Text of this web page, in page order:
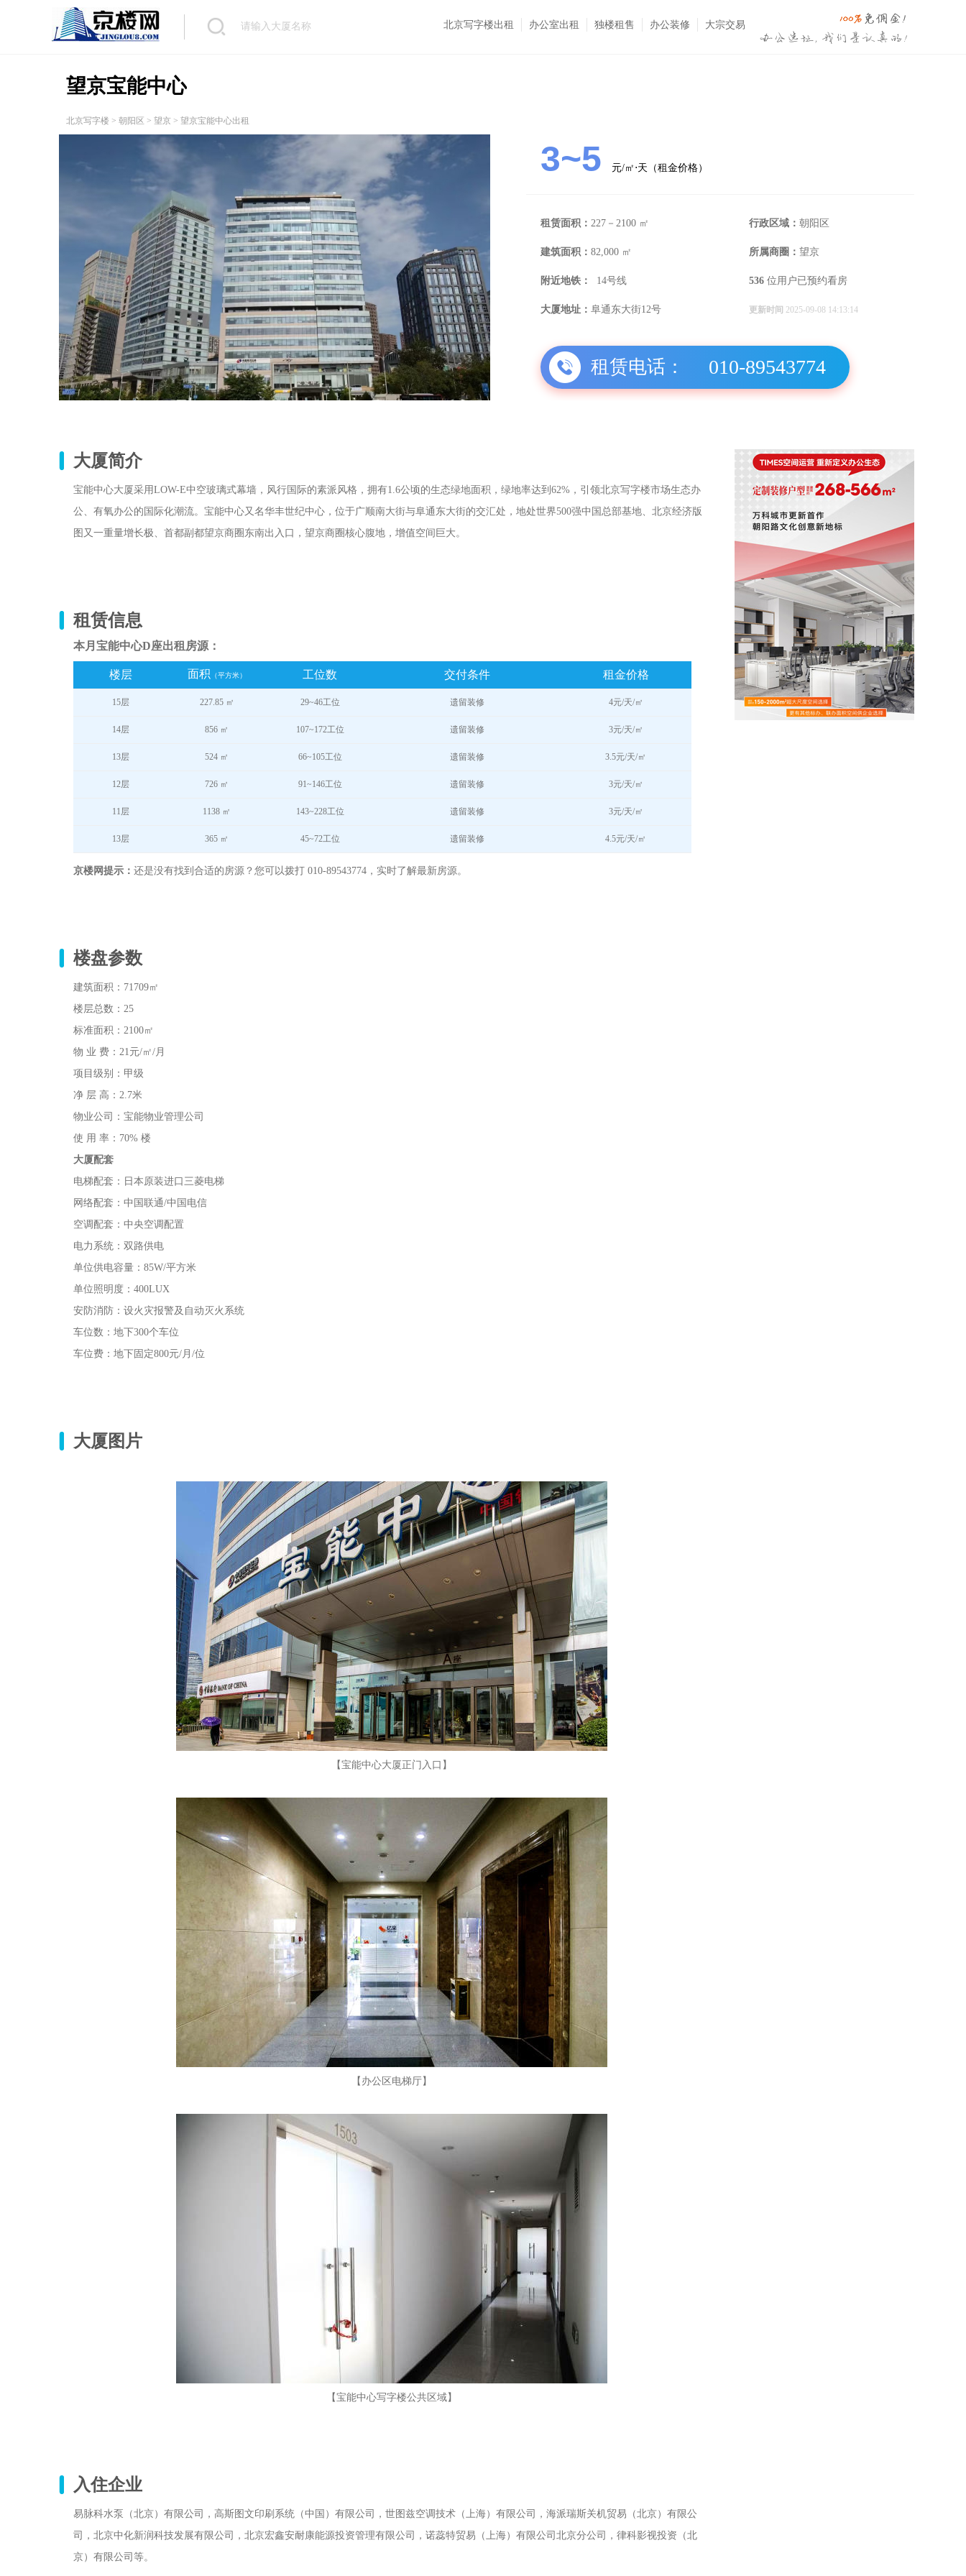
北京写字楼出租 办公室出租 独楼租售 办公装修 大宗交易
望京宝能中心
北京写字楼 > 朝阳区 > 望京 > 望京宝能中心出租
3~5 元/㎡⋅天（租金价格）
租赁面积： 227－2100 ㎡ 行政区域： 朝阳区
建筑面积： 82,000 ㎡ 所属商圈： 望京
附近地铁： 14号线 536 位用户已预约看房
大厦地址： 阜通东大街12号 更新时间 2025-09-08 14:13:14
租赁电话： 010-89543774
大厦简介
宝能中心大厦采用LOW-E中空玻璃式幕墙，风行国际的素派风格，拥有1.6公顷的生态绿地面积，绿地率达到62%，引领北京写字楼市场生态办
公、有氧办公的国际化潮流。宝能中心又名华丰世纪中心，位于广顺南大街与阜通东大街的交汇处，地处世界500强中国总部基地、北京经济版
图又一重量增长极、首都副都望京商圈东南出入口，望京商圈核心腹地，增值空间巨大。
租赁信息
本月宝能中心D座出租房源：
楼层 面积 （平方米） 工位数 交付条件 租金价格
15层 227.85 ㎡ 29~46工位 遗留装修 4元/天/㎡
14层 856 ㎡ 107~172工位 遗留装修 3元/天/㎡
13层 524 ㎡ 66~105工位 遗留装修 3.5元/天/㎡
12层 726 ㎡ 91~146工位 遗留装修 3元/天/㎡
11层 1138 ㎡ 143~228工位 遗留装修 3元/天/㎡
13层 365 ㎡ 45~72工位 遗留装修 4.5元/天/㎡
京楼网提示： 还是没有找到合适的房源？您可以拨打 010-89543774，实时了解最新房源。
楼盘参数
建筑面积：71709㎡
楼层总数：25
标准面积：2100㎡
物 业 费：21元/㎡/月
项目级别：甲级
净 层 高：2.7米
物业公司：宝能物业管理公司
使 用 率：70% 楼
大厦配套
电梯配套：日本原装进口三菱电梯
网络配套：中国联通/中国电信
空调配套：中央空调配置
电力系统：双路供电
单位供电容量：85W/平方米
单位照明度：400LUX
安防消防：设火灾报警及自动灭火系统
车位数：地下300个车位
车位费：地下固定800元/月/位
大厦图片
【宝能中心大厦正门入口】
【办公区电梯厅】
【宝能中心写字楼公共区域】
入住企业
易脉科水泵（北京）有限公司，高斯图文印刷系统（中国）有限公司，世图兹空调技术（上海）有限公司，海派瑞斯关机贸易（北京）有限公
司，北京中化新润科技发展有限公司，北京宏鑫安耐康能源投资管理有限公司，诺蕊特贸易（上海）有限公司北京分公司，律科影视投资（北
京）有限公司等。